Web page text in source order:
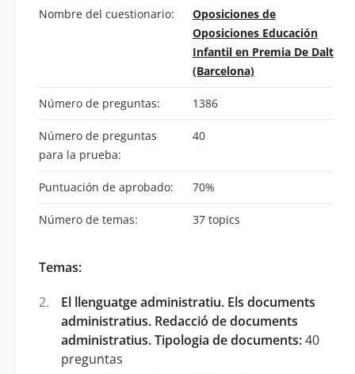
Nombre del cuestionario:
Oposiciones de
Oposiciones Educación
Infantil en Premia De Dalt
(Barcelona)
Número de preguntas: 1386
Número de preguntas
para la prueba:
40
Puntuación de aprobado: 70%
Número de temas: 37 topics
Temas:
El llenguatge administratiu. Els documents
administratius. Redacció de documents
administratius. Tipologia de documents:40
preguntas